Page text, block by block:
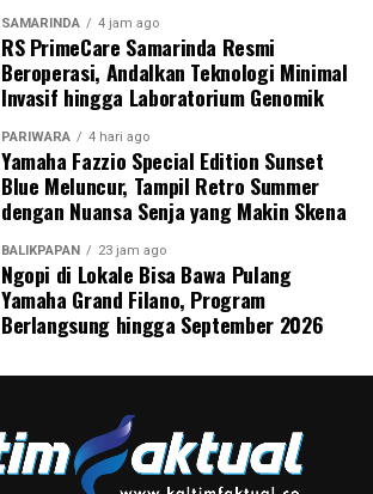
SAMARINDA 4 jam ago
RS PrimeCare Samarinda Resmi
Beroperasi, Andalkan Teknologi Minimal
Invasif hingga Laboratorium Genomik
PARIWARA 4 hari ago
Yamaha Fazzio Special Edition Sunset
Blue Meluncur, Tampil Retro Summer
dengan Nuansa Senja yang Makin Skena
BALIKPAPAN 23 jam ago
Ngopi di Lokale Bisa Bawa Pulang
Yamaha Grand Filano, Program
Berlangsung hingga September 2026